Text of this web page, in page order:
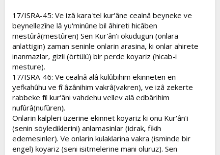
17/ISRA-45: Ve izâ kara'tel kur'âne cealnâ beyneke ve
beynellezîne lâ yu'minûne bil âhireti hicâben
mestûrâ(mestûren) Sen Kur'ân'i okudugun (onlara
anlattigin) zaman seninle onlarin arasina, ki onlar ahirete
inanmazlar, gizli (örtülü) bir perde koyariz (hicab-i
mesture).
17/ISRA-46: Ve cealnâ alâ kulûbihim ekinneten en
yefkahûhu ve fî âzânihim vakrâ(vakren), ve izâ zekerte
rabbeke fîl kur'âni vahdehu vellev alâ edbârihim
nufûrâ(nufûren).
Onlarin kalpleri üzerine ekinnet koyariz ki onu Kur'ân'i
(senin söylediklerini) anlamasinlar (idrak, fikih
edemesinler). Ve onlarin kulaklarina vakra (isminde bir
engel) koyariz (seni isitmelerine mani oluruz). Sen